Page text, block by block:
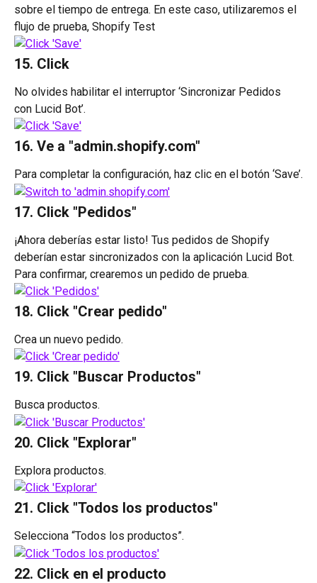
sobre el tiempo de entrega. En este caso, utilizaremos el
flujo de prueba, Shopify Test
15. Click
No olvides habilitar el interruptor ‘Sincronizar Pedidos
con Lucid Bot’.
16. Ve a "admin.shopify.com"
Para completar la configuración, haz clic en el botón ‘Save’.
17. Click "Pedidos"
¡Ahora deberías estar listo! Tus pedidos de Shopify
deberían estar sincronizados con la aplicación Lucid Bot.
Para confirmar, crearemos un pedido de prueba.
18. Click "Crear pedido"
Crea un nuevo pedido.
19. Click "Buscar Productos"
Busca productos.
20. Click "Explorar"
Explora productos.
21. Click "Todos los productos"
Selecciona “Todos los productos”.
22. Click en el producto